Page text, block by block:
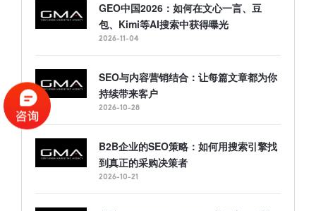
GEO中国2026：如何在文心一言、豆
包、Kimi等AI搜索中获得曝光
2026-11-04
SEO与内容营销结合：让每篇文章都为你
持续带来客户
2026-10-28
B2B企业的SEO策略：如何用搜索引擎找
到真正的采购决策者
2026-10-21